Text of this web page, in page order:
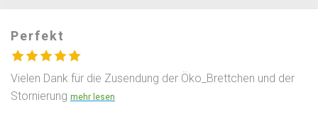
Perfekt
Vielen Dank für die Zusendung der Öko_Brettchen und der
Stornierung